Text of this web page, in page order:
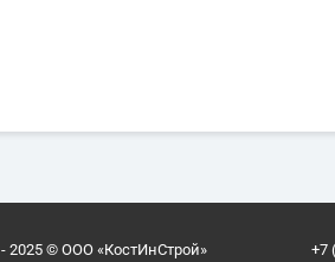
- 2025 © ООО «КостИнСтрой»
+7